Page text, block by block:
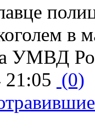
в
УМВД
21:05 (0)